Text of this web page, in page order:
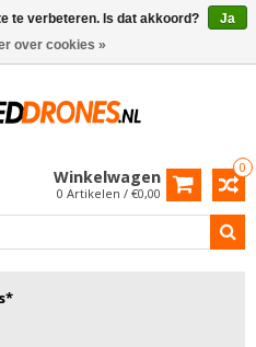
0
Winkelwagen
0 Artikelen / €0,00
te verbeteren. Is dat akkoord?
Ja
over cookies »